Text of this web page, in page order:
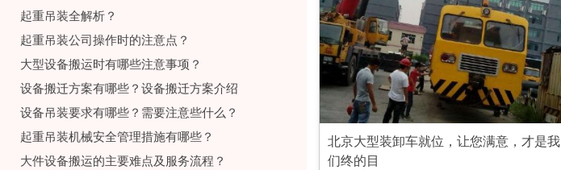
起重吊装全解析？
起重吊装公司操作时的注意点？
大型设备搬运时有哪些注意事项？
设备搬迁方案有哪些？设备搬迁方案介绍
设备吊装要求有哪些？需要注意些什么？
起重吊装机械安全管理措施有哪些？
大件设备搬运的主要难点及服务流程？
北京大型装卸车就位，让您满意，才是我
们终的目